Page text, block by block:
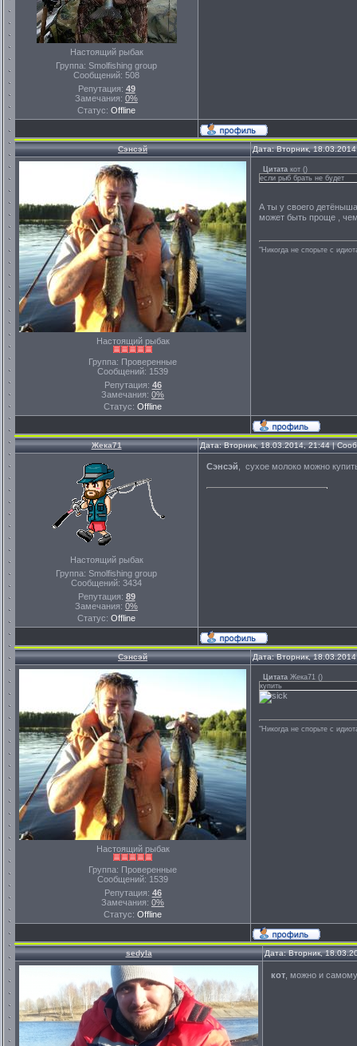
Настоящий рыбак
Группа: Smolfishing group
Сообщений: 508
Репутация: 49
Замечания: 0%
Статус: Offline
Сэнсэй Дата: Вторник,
Настоящий рыбак
Группа: Проверенные
Сообщений: 1539
Репутация: 46
Замечания: 0%
Статус: Offline
Цитата кот ()
если рыб брать не будет
А ты у своего
может быть проще ,
"Никогда не спорьте с
Жека71 Дата: Вторник, 18.03.2014, 21:44 |
Настоящий рыбак
Группа: Smolfishing group
Сообщений: 3434
Репутация: 89
Замечания: 0%
Статус: Offline
Сэнсэй , сухое молоко можно
Сэнсэй Дата: Вторник,
Настоящий рыбак
Группа: Проверенные
Сообщений: 1539
Репутация: 46
Замечания: 0%
Статус: Offline
Цитата Жека71 ()
купить
"Никогда не спорьте с
sedyla Дата: Вторник,
кот , можно и